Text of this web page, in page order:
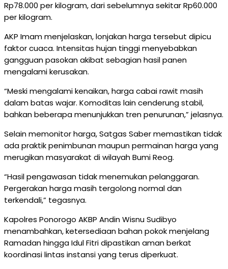
Rp78.000 per kilogram, dari sebelumnya sekitar Rp60.000
per kilogram.
AKP Imam menjelaskan, lonjakan harga tersebut dipicu
faktor cuaca. Intensitas hujan tinggi menyebabkan
gangguan pasokan akibat sebagian hasil panen
mengalami kerusakan.
“Meski mengalami kenaikan, harga cabai rawit masih
dalam batas wajar. Komoditas lain cenderung stabil,
bahkan beberapa menunjukkan tren penurunan,” jelasnya.
Selain memonitor harga, Satgas Saber memastikan tidak
ada praktik penimbunan maupun permainan harga yang
merugikan masyarakat di wilayah Bumi Reog.
“Hasil pengawasan tidak menemukan pelanggaran.
Pergerakan harga masih tergolong normal dan
terkendali,” tegasnya.
Kapolres Ponorogo AKBP Andin Wisnu Sudibyo
menambahkan, ketersediaan bahan pokok menjelang
Ramadan hingga Idul Fitri dipastikan aman berkat
koordinasi lintas instansi yang terus diperkuat.